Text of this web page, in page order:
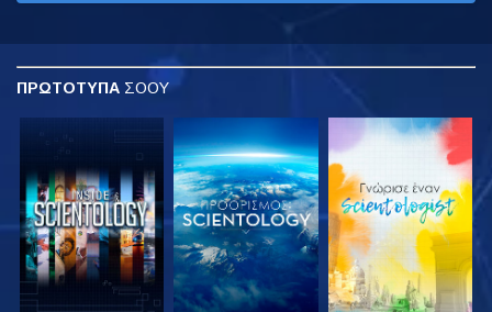
ΠΡΩΤΟΤΥΠΑ ΣΟΟΥ